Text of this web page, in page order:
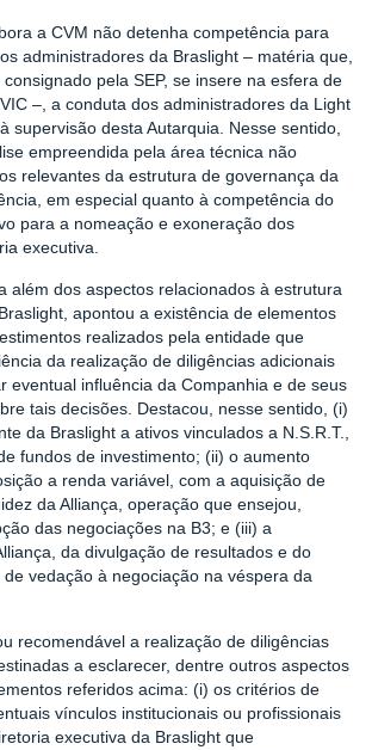
a CVM não detenha competência para
administradores da Braslight – matéria que,
pela SEP, se insere na esfera de
–, a conduta dos administradores da Light
supervisão desta Autarquia. Nesse sentido,
empreendida pela área técnica não
relevantes da estrutura de governança da
em especial quanto à competência do
para a nomeação e exoneração dos
executiva.
além dos aspectos relacionados à estrutura
apontou a existência de elementos
realizados pela entidade que
da realização de diligências adicionais
eventual influência da Companhia e de seus
tais decisões. Destacou, nesse sentido, (i)
da Braslight a ativos vinculados a N.S.R.T.,
fundos de investimento; (ii) o aumento
a renda variável, com a aquisição de
da Alliança, operação que ensejou,
das negociações na B3; e (iii) a
da divulgação de resultados e do
vedação à negociação na véspera da
recomendável a realização de diligências
a esclarecer, dentre outros aspectos
referidos acima: (i) os critérios de
vínculos institucionais ou profissionais
executiva da Braslight que